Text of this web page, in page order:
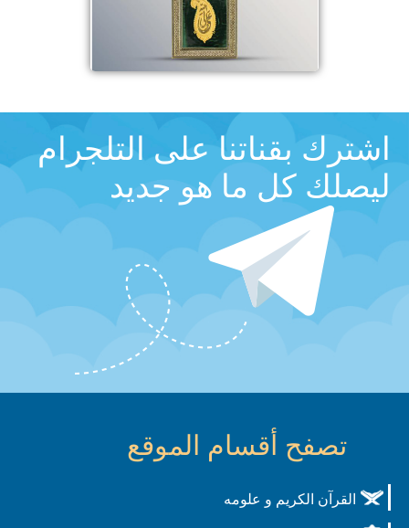
اشترك بقناتنا على التلجرام
ليصلك كل ما هو جديد
تصفح أقسام الموقع
القرآن الكريم و علومه